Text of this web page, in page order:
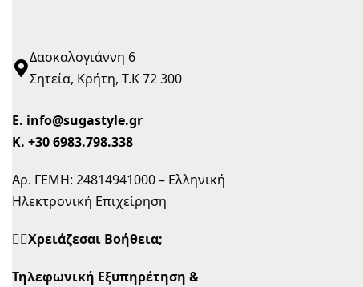
Δασκαλογιάννη 6
Σητεία, Κρήτη, Τ.Κ 72 300
Ε. info@sugastyle.gr
Κ. +30 6983.798.338
Αρ. ΓΕΜΗ: 24814941000 – Ελληνική
Ηλεκτρονική Επιχείρηση
🙋‍♀️Χρειάζεσαι Βοήθεια;
Τηλεφωνική Εξυπηρέτηση &